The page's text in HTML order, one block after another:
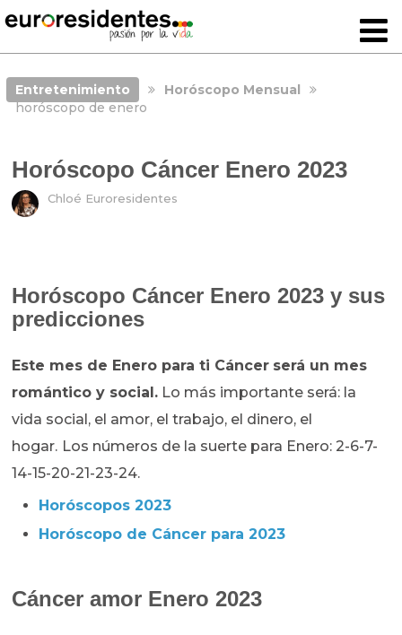
Entretenimiento
Horóscopo Mensual
horóscopo de enero
Horóscopo Cáncer Enero 2023
Chloé Euroresidentes
Horóscopo Cáncer Enero 2023 y sus
predicciones
Este mes de Enero para ti Cáncer será un mes
romántico y social. Lo más importante será: la
vida social, el amor, el trabajo, el dinero, el
hogar. Los números de la suerte para Enero: 2-6-7-
14-15-20-21-23-24.
Horóscopos 2023
Horóscopo de Cáncer para 2023
Cáncer amor Enero 2023